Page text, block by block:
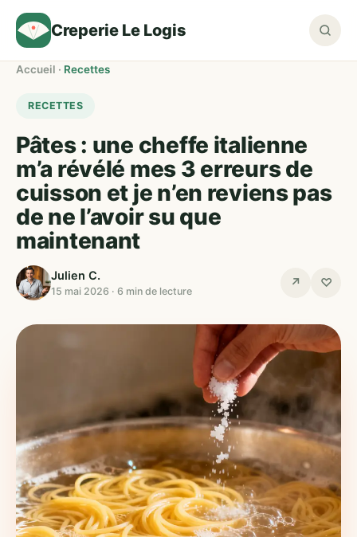
Creperie Le Logis
Accueil · Recettes
RECETTES
Pâtes : une cheffe italienne
m’a révélé mes 3 erreurs de
cuisson et je n’en reviens pas
de ne l’avoir su que
maintenant
Julien C.
15 mai 2026 · 6 min de lecture
↗ ♡